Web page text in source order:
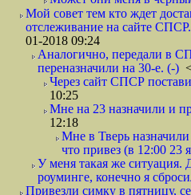
Мой совет тем кто ждет
отслеживание на сайте
01-2018 09:24
Аналогично, передали в
переназначили на 30-е. (-)
Через сайт СПСР
10:25
Мне на 23 назначили и
12:18
Мне в Тверь
что привез (в 12:00 23
У меня такая же ситуация.
роуминге, конечно я
Привезли симку в пятницу,